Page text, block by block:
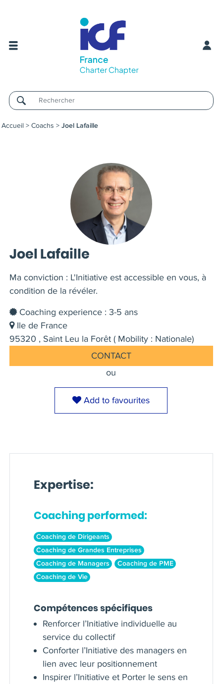
Username
Accueil > Coachs > Joel Lafaille
Joel Lafaille
Ma conviction : L'Initiative est accessible en vous, à
condition de la révéler.
Coaching experience : 3-5 ans
Ile de France
95320 , Saint Leu la Forêt ( Mobility : Nationale)
CONTACT
ou
Add to favourites
Expertise:
Coaching performed:
Coaching de Dirigeants
Coaching de Grandes Entreprises
Coaching de Managers
Coaching de PME
Coaching de Vie
Compétences spécifiques
Renforcer l’Initiative individuelle au
service du collectif
Conforter l’Initiative des managers en
lien avec leur positionnement
Inspirer l’Initiative et Porter le sens en